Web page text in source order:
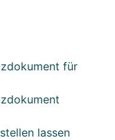
für
lassen